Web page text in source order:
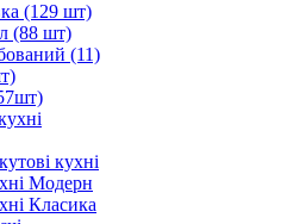
(129 шт)
(88 шт)
(11)
кухні
Модерн
Класика